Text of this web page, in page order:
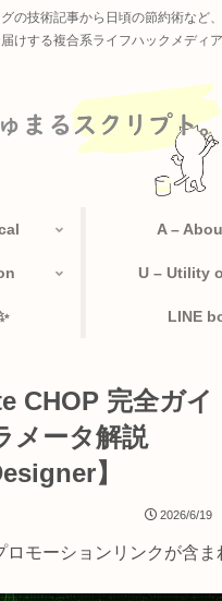
の技術記事から日頃の節約術など
けする複合系ライフハックメディア
A –
U – Utility
LINE
CHOP 完全ガイ
メータ解説
】
2026/6/19
モーションリンクが含ま